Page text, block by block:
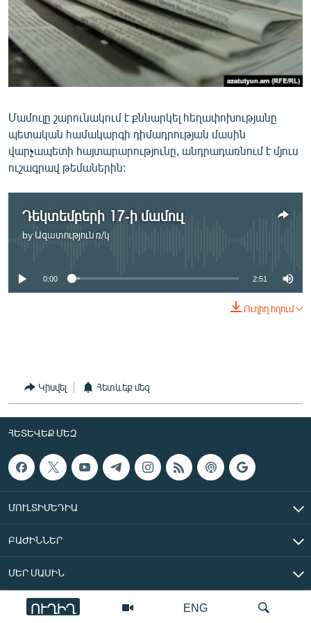
ՄԻՋԱԶԳԱՅԻՆ
ՄՇԱԿՈՒՅԹ
ՍՊՈՐՏ
ՄԵԿՆԱԲԱՆՈՒԹՅՈՒՆ
ՏՏ ԵՒ ԻՆՏԵՐՆԵՏ
ԿՈՐՈՆԱՎԻՐՈՒՍ
ԱՐԽԻՎ
ԲԱՆԱՎԵՃ
ՁԳՏԵԼՈՎ ԼԱՎԱԳՈՒՅՆԻՆ
ՀԵՏԵՎԵՔ ՄԵԶ
«Ազատության» բոլոր կայքերը
ENG
ՈՒՂԻՂ
Մամուլը շարունակում է քննարկել հեղափոխությանը
պետական համակարգի դիմադրության մասին
վարչապետի հայտարարությունը, անդրադառնում է մյուս
ուշագրավ թեմաներին:
Դեկտեմբերի 17-ի մամուլ
by Ազատություն ռ/կ
No media source currently available
0:00 2:51
Ուղիղ հղում
Կիսվել Հետևեք մեզ
ՀԵՏԵՎԵՔ ՄԵԶ
ՄՈՒԼՏԻՄԵԴԻԱ
ԲԱԺԻՆՆԵՐ
ՄԵՐ ՄԱՍԻՆ
«Ազատ Եվրոպա/Ազատություն» ռադիոկայան © 2026